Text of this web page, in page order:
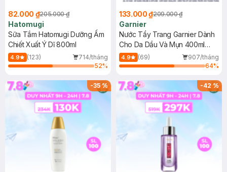
82.000 ₫205.000 ₫
Hatomugi
Sữa Tắm Hatomugi Dưỡng Ẩm
Chiết Xuất Ý Dĩ 800ml
4.9 (123)
714/tháng
52%
133.000 ₫209.000 ₫
Garnier
Nước Tẩy Trang Garnier Dành
Cho Da Dầu Và Mụn 400ml
(Mới)
4.9 (69)
907/tháng
64%
-35% -42%